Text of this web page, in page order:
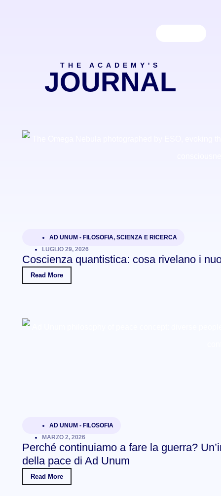
THE ACADEMY'S
JOURNAL
AD UNUM - FILOSOFIA, SCIENZA E RICERCA
LUGLIO 29, 2026
Coscienza quantistica: cosa rivelano i
Read More
AD UNUM - FILOSOFIA
MARZO 2, 2026
Perché continuiamo a fare la guerra?
della pace di Ad Unum
Read More